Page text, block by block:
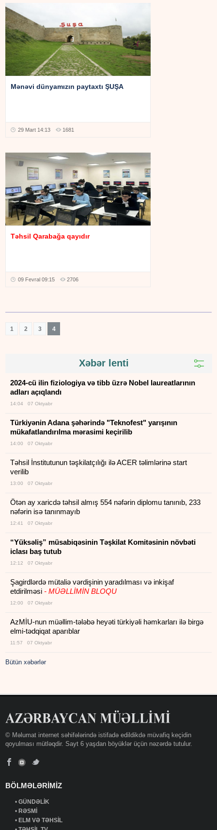
Mənəvi dünyamızın paytaxtı ŞUŞA
29 Mart 14:13 1681
Təhsil Qarabağa qayıdır
09 Fevral 09:15 2706
1 2 3 4
Xəbər lenti
2024-cü ilin fiziologiya və tibb üzrə Nobel laureatlarının
adları açıqlandı
14:04 07 Oktyabr
Türkiyənin Adana şəhərində "Teknofest" yarışının
mükafatlandırılma mərasimi keçirilib
14:00 07 Oktyabr
Təhsil İnstitutunun təşkilatçılığı ilə ACER təlimlərinə start
verilib
13:00 07 Oktyabr
Ötən ay xaricdə təhsil almış 554 nəfərin diplomu tanınıb, 233
nəfərin isə tanınmayıb
12:41 07 Oktyabr
“Yüksəliş” müsabiqəsinin Təşkilat Komitəsinin növbəti
iclası baş tutub
12:12 07 Oktyabr
Şagirdlərdə mütaliə vərdişinin yaradılması və inkişaf
etdirilməsi- MÜƏLLİMİN BLOQU
12:00 07 Oktyabr
AzMİU-nun müəllim-tələbə heyəti türkiyəli həmkarları ilə birgə
elmi-tədqiqat aparıblar
11:57 07 Oktyabr
Bütün xəbərlər
© Məlumat internet səhifələrində istifadə edildikdə müvafiq keçidin
qoyulması mütləqdir. Sayt 6 yaşdan böyüklər üçün nəzərdə tutulur.
BÖLMƏLƏRİMİZ
•GÜNDƏLİK
•RƏSMİ
•ELM VƏ TƏHSİL